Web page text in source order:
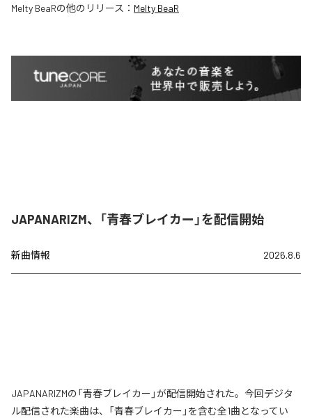
Melty BeaRの他のリリース： Melty BeaR
JAPANARIZM、「青春ブレイカー」を配信開始
新曲情報 2026.8.6
JAPANARIZMの「青春ブレイカー」が配信開始された。今回デジタ
ル配信された楽曲は、「青春ブレイカー」を含む全1曲となってい